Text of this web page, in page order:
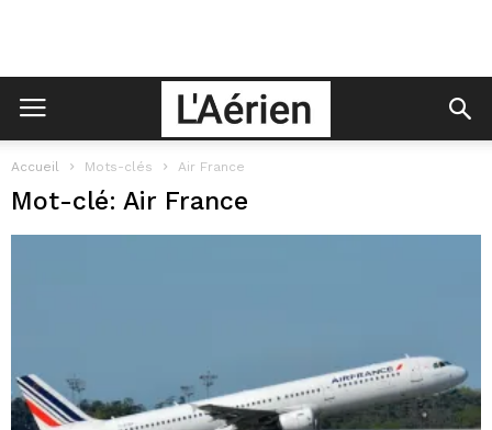
Accueil Mots-clés Air France
Mot-clé: Air France